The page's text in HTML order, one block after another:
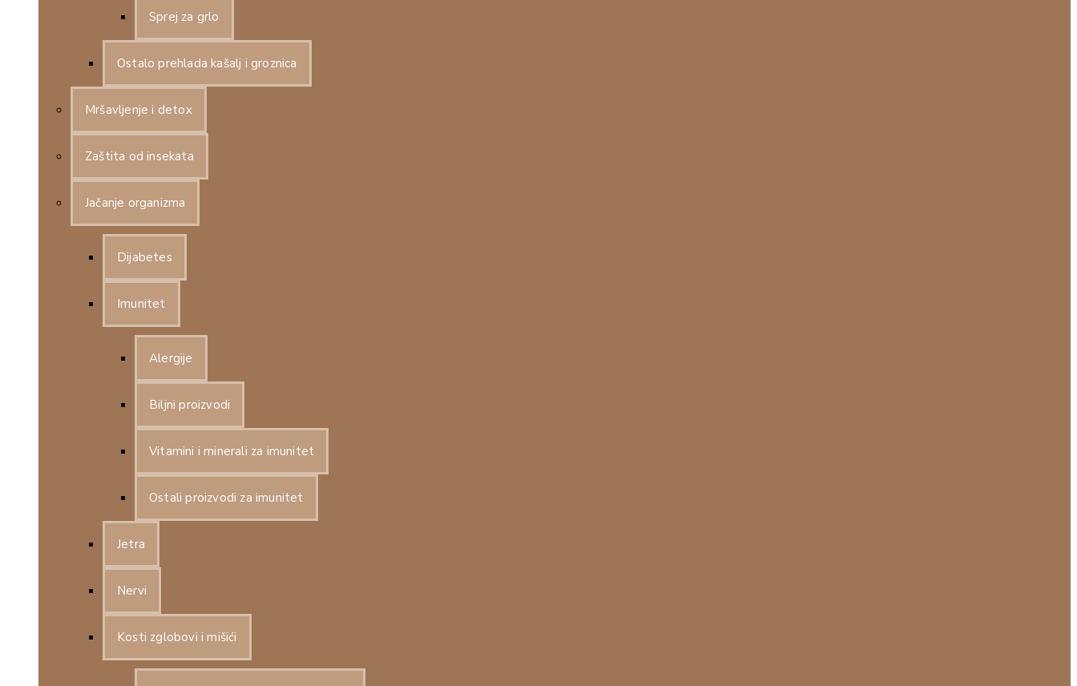
Sprej za grlo
Ostalo prehlada kašalj i groznica
Mršavljenje i detox
Zaštita od insekata
Jačanje organizma
Dijabetes
Imunitet
Alergije
Biljni proizvodi
Vitamini i minerali za imunitet
Ostali proizvodi za imunitet
Jetra
Nervi
Kosti zglobovi i mišići